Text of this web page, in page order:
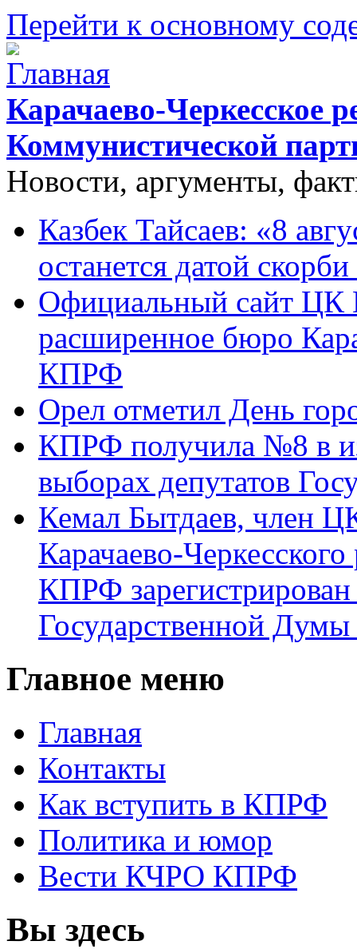
Перейти к основному
Карачаево-Черкесское
Коммунистической
Новости, аргументы,
Казбек Тайсаев: «8
останется датой
Официальный сайт ЦК
расширенное бюро
КПРФ
Орел отметил День
КПРФ получила №8 в
выборах депутатов
Кемал Бытдаев, член
Карачаево-
КПРФ
Государственной
Главное меню
Главная
Контакты
Как вступить в КПРФ
Политика и юмор
Вести КЧРО КПРФ
Вы здесь